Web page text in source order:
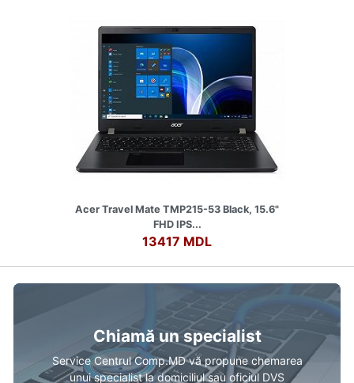
Acer Travel Mate TMP215-53 Black, 15.6"
FHD IPS...
13417 MDL
Chiamă un specialist
Service Centrul Comp.MD vă propune chemarea
unui specialist la domiciliul sau oficiul DVS